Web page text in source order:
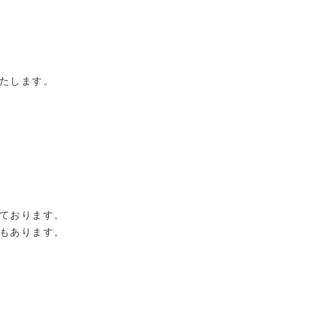
します。
おります。
あります。